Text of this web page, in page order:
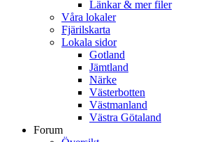
Länkar & mer filer
Våra lokaler
Fjärilskarta
Lokala sidor
Gotland
Jämtland
Närke
Västerbotten
Västmanland
Västra Götaland
Forum